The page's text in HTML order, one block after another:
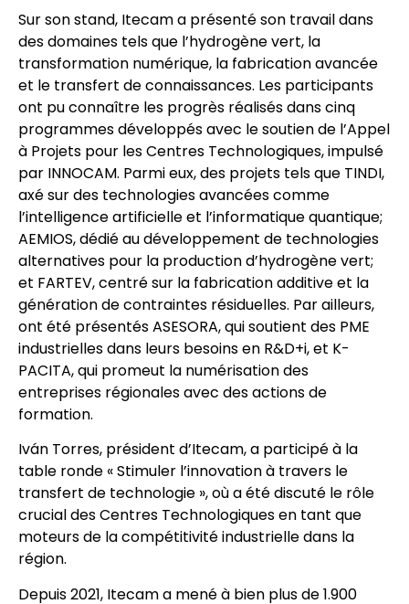
Sur son stand, Itecam a présenté son travail dans
des domaines tels que l’hydrogène vert, la
transformation numérique, la fabrication avancée
et le transfert de connaissances. Les participants
ont pu connaître les progrès réalisés dans cinq
programmes développés avec le soutien de l’Appel
à Projets pour les Centres Technologiques, impulsé
par INNOCAM. Parmi eux, des projets tels que TINDI,
axé sur des technologies avancées comme
l’intelligence artificielle et l’informatique quantique;
AEMIOS, dédié au développement de technologies
alternatives pour la production d’hydrogène vert;
et FARTEV, centré sur la fabrication additive et la
génération de contraintes résiduelles. Par ailleurs,
ont été présentés ASESORA, qui soutient des PME
industrielles dans leurs besoins en R&D+i, et K-
PACITA, qui promeut la numérisation des
entreprises régionales avec des actions de
formation.
Iván Torres, président d’Itecam, a participé à la
table ronde « Stimuler l’innovation à travers le
transfert de technologie », où a été discuté le rôle
crucial des Centres Technologiques en tant que
moteurs de la compétitivité industrielle dans la
région.
Depuis 2021, Itecam a mené à bien plus de 1.900